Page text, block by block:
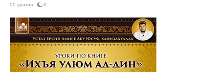
90 уроков 0